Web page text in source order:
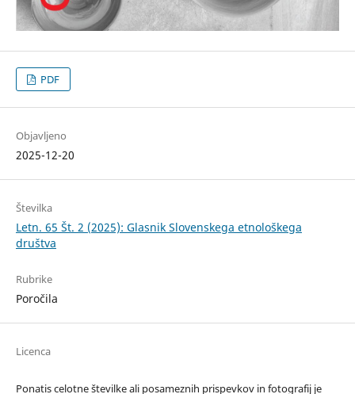
PDF
Objavljeno
2025-12-20
Številka
Letn. 65 Št. 2 (2025): Glasnik Slovenskega etnološkega
društva
Rubrike
Poročila
Licenca
Ponatis celotne številke ali posameznih prispevkov in fotografij je